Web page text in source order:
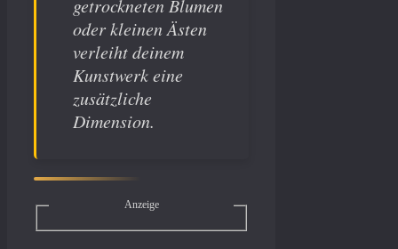
getrockneten Blumen
oder kleinen Ästen
verleiht deinem
Kunstwerk eine
zusätzliche
Dimension.
Anzeige